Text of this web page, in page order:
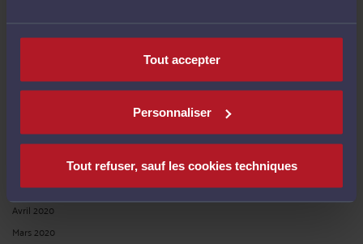
Tout accepter
Personnaliser
Tout refuser, sauf les cookies techniques
Mars 2021
Décembre 2020
Septembre 2020
Juin 2020
Avril 2020
Mars 2020